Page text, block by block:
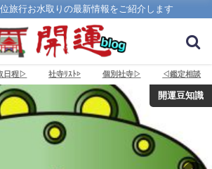
旅行お水取りの最新情報をご紹介します
日程▷ 社寺ﾘｽﾄ▷ 個別社寺▷ ◁鑑定相談
開運豆知識